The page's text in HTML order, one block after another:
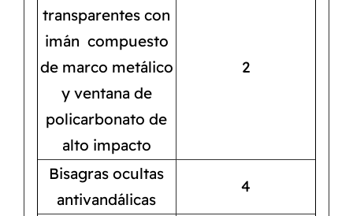
transparentes con
imán compuesto
de marco metálico
y ventana de
policarbonato de
alto impacto
2
Bisagras ocultas
antivandálicas
4